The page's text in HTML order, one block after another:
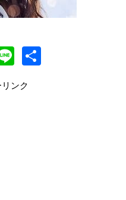
Li
e
共
ンク